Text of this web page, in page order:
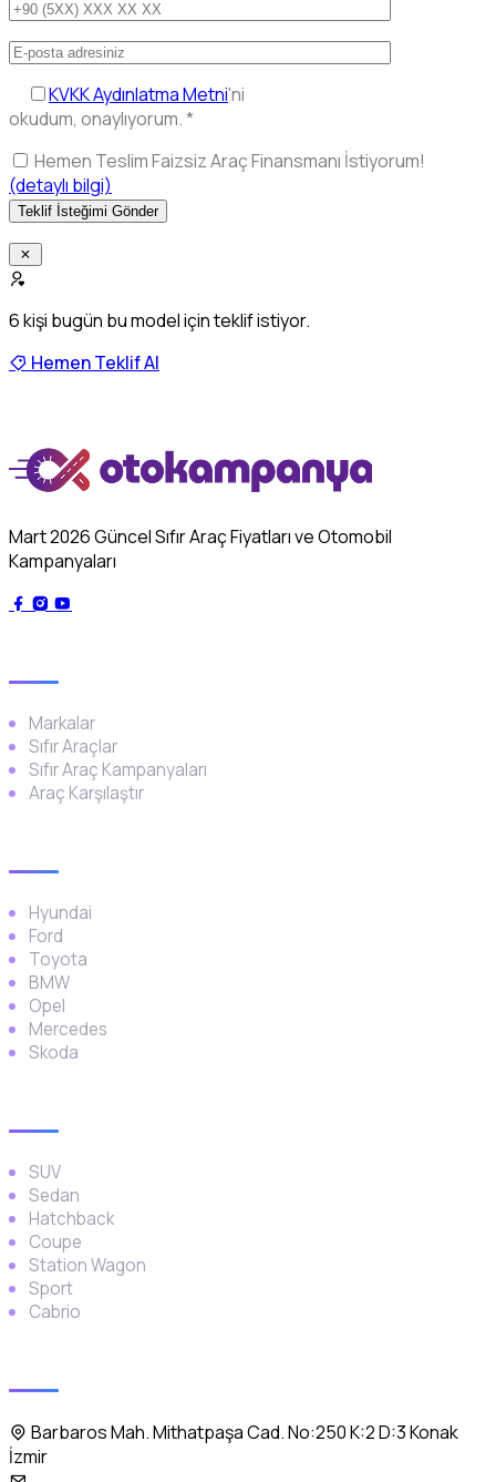
KVKK Aydınlatma Metni'ni
okudum, onaylıyorum.*
Hemen Teslim Faizsiz Araç Finansmanı İstiyorum!
(detaylı bilgi)
6kişi bugün bu model için teklif istiyor.
Hemen Teklif Al
Mart 2026 Güncel Sıfır Araç Fiyatları ve Otomobil
Kampanyaları
Markalar
Sıfır Araçlar
Sıfır Araç Kampanyaları
Araç Karşılaştır
Hyundai
Ford
Toyota
BMW
Opel
Mercedes
Skoda
SUV
Sedan
Hatchback
Coupe
Station Wagon
Sport
Cabrio
Barbaros Mah. Mithatpaşa Cad. No:250 K:2 D:3 Konak
İzmir